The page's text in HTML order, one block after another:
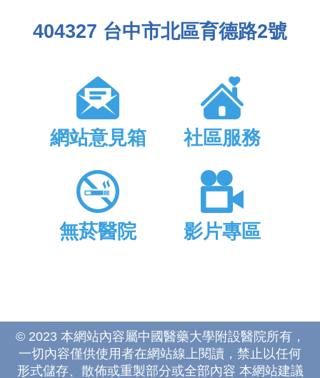
404327 台中市北區育德路2號
網站意見箱 社區服務
無菸醫院 影片專區
© 2023 本網站內容屬中國醫藥大學附設醫院所有，
一切內容僅供使用者在網站線上閱讀，禁止以任何
形式儲存、散佈或重製部分或全部內容 本網站建議